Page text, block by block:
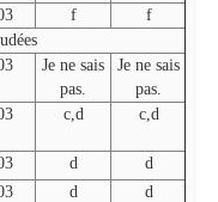
f
f
Je ne sais
pas.
Je ne sais
pas.
c,d c,d
d
d
d
d